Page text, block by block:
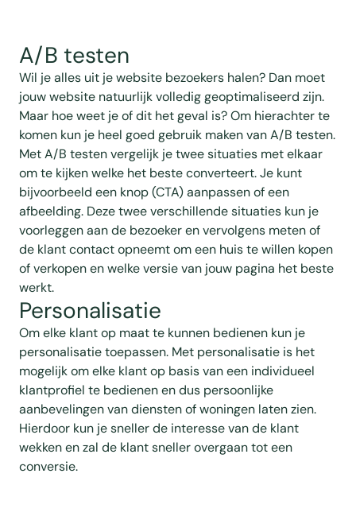
A/B testen
Wil je alles uit je website bezoekers halen? Dan moet
jouw website natuurlijk volledig geoptimaliseerd zijn.
Maar hoe weet je of dit het geval is? Om hierachter te
komen kun je heel goed gebruik maken van A/B testen.
Met A/B testen vergelijk je twee situaties met elkaar
om te kijken welke het beste converteert. Je kunt
bijvoorbeeld een knop (CTA) aanpassen of een
afbeelding. Deze twee verschillende situaties kun je
voorleggen aan de bezoeker en vervolgens meten of
de klant contact opneemt om een huis te willen kopen
of verkopen en welke versie van jouw pagina het beste
werkt.
Personalisatie
Om elke klant op maat te kunnen bedienen kun je
personalisatie toepassen. Met personalisatie is het
mogelijk om elke klant op basis van een individueel
klantprofiel te bedienen en dus persoonlijke
aanbevelingen van diensten of woningen laten zien.
Hierdoor kun je sneller de interesse van de klant
wekken en zal de klant sneller overgaan tot een
conversie.